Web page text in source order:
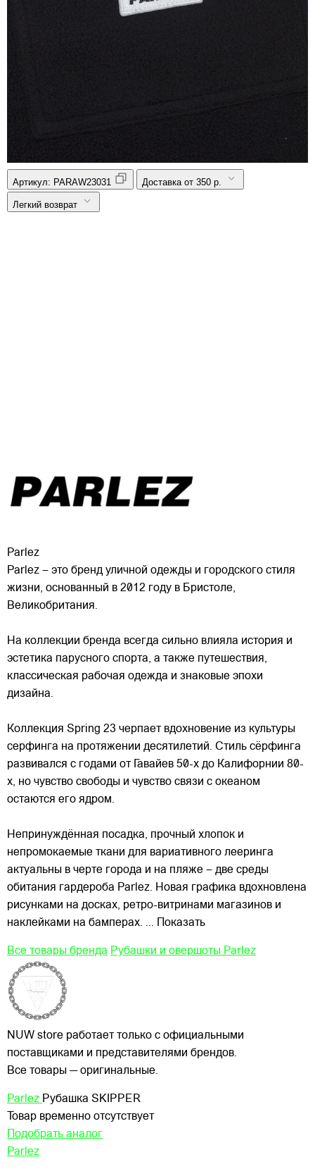
Артикул: PARAW23031 Доставка от 350 р.
Легкий возврат
Parlez
Parlez – это бренд уличной одежды и городского стиля
жизни, основанный в 2012 году в Бристоле,
Великобритания.
На коллекции бренда всегда сильно влияла история и
эстетика парусного спорта, а также путешествия,
классическая рабочая одежда и знаковые эпохи
дизайна.
Коллекция Spring 23 черпает вдохновение из культуры
серфинга на протяжении десятилетий. Стиль сёрфинга
развивался с годами от Гавайев 50-х до Калифорнии 80-
х, но чувство свободы и чувство связи с океаном
остаются его ядром.
Непринуждённая посадка, прочный хлопок и
непромокаемые ткани для вариативного лееринга
актуальны в черте города и на пляже – две среды
обитания гардероба Parlez. Новая графика вдохновлена
рисунками на досках, ретро-витринами магазинов и
наклейками на бамперах. ... Показать
Все товары бренда Рубашки и овершоты Parlez
NUW store работает только с официальными
поставщиками и представителями брендов.
Все товары — оригинальные.
Parlez Рубашка SKIPPER
Товар временно отсутствует
Подобрать аналог
Parlez